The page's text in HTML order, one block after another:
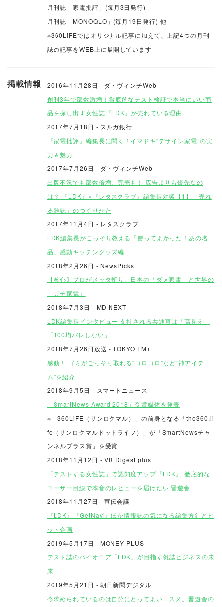
月刊誌「家電批評」(毎月3日発行)
月刊誌「MONOQLO」(毎月19日発行) 他
※360LiFEではオリジナル記事に加えて、上記4つの月刊
誌の記事をWEB上に展開しています
掲載情報
2016年11月28日 - ダ・ヴィンチWeb
創刊3年で部数激増！徹底的なテスト検証で本当にいい商
品を探し出す女性誌『LDK』が売れている理由
2017年7月18日 - スルガ銀行
『家電批評』編集長に聞く！イマドキ“デザイン家電”の実
力＆魅力
2017年7月26日 - ダ・ヴィンチWeb
出版不況でも部数倍増、完売も！ 広告よりも優先なの
は？ 『LDK』×『レタスクラブ』編集長対談【1】「売れ
る雑誌」のつくりかた
2017年11月4日 - レタスクラブ
LDK編集長がこっそり教える「使ってよかった！あの名
品」感動キッチングッズ編
2018年2月26日 - NewsPicks
【核心】プロがメッタ斬り。日本の「ダメ家電」と世界の
「ガチ家電」
2018年7月3日 - MD NEXT
LDK編集長インタビュー 支持される共通項は「高見え」
「100均バレしない」
2018年7月26日放送 - TOKYO FM+
感動！ ゴミがごっそり取れる“コロコロ”など“神アイテ
ム”を紹介
2018年9月5日 - スマートニュース
「SmartNews Award 2018」受賞媒体を発表
※「360LiFE（サンロクマル）」の前身となる「the360.li
fe（サンロクマルドットライフ）」が「SmartNewsチャ
ンネルプラス賞」を受賞
2018年11月12日 - VR Digest plus
「テストする女性誌」で認知度アップ『LDK』 徹底的な
ユーザー目線で本音のレビューを届けたい 晋遊舎
2018年11月27日 - 宣伝会議
『LDK』『GetNavi』ほか情報誌の気になる編集方針とヒ
ット企画
2019年5月17日 - MONEY PLUS
テスト誌のパイオニア「LDK」が目指す雑誌ビジネスの未
来
2019年5月21日 - 朝日新聞デジタル
今求められているのは自分にとってよいコスメ。晋遊舎の